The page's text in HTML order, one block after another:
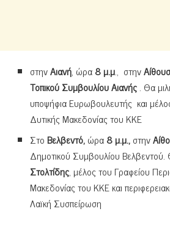
στηνΑιανή, ώρα8 μ.μ., στην
Τοπικού Συμβουλίου Αιανής. Θα
υποψήφια Ευρωβουλευτής και
Δυτικής Μακεδονίας του ΚΚΕ
Στο Βελβεντό,ώρα8 μ.μ.,στην
Δημοτικού Συμβουλίου Βελβεντού.
Στολτίδης, μέλος του Γραφείου
Μακεδονίας του ΚΚΕ και
Λαϊκή Συσπείρωση